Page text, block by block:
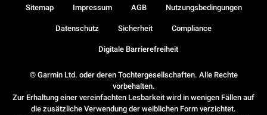
© Garmin Ltd. oder deren Tochtergesellschaften. Alle Rechte
vorbehalten.
Zur Erhaltung einer vereinfachten Lesbarkeit wird in wenigen Fällen auf
die zusätzliche Verwendung der weiblichen Form verzichtet.
Sitemap Impressum AGB Nutzungsbedingungen
Datenschutz Sicherheit Compliance
Digitale Barrierefreiheit